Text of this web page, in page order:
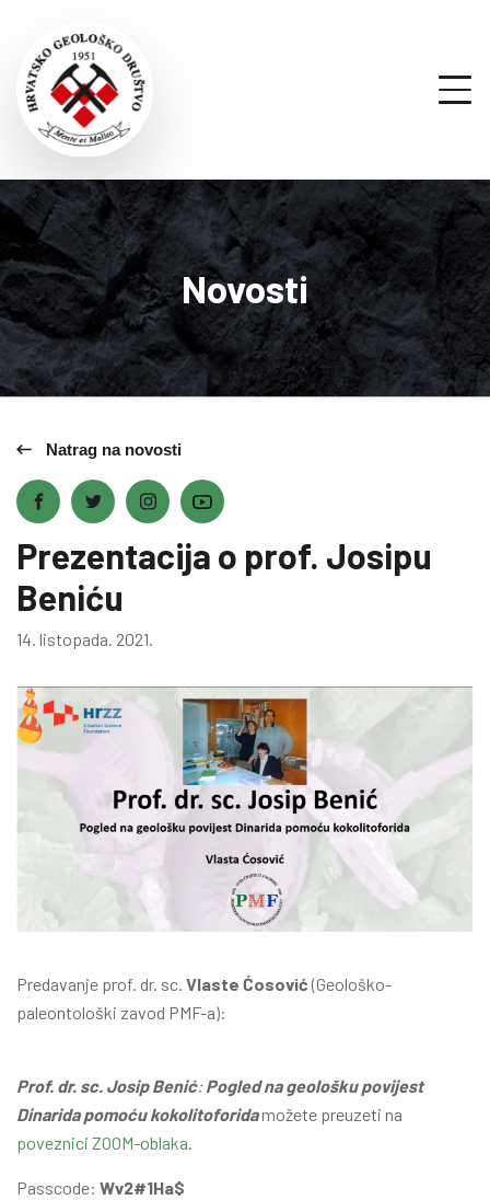
Novosti
Natrag na novosti
Prezentacija o prof. Josipu
Beniću
14. listopada. 2021.
Predavanje prof. dr. sc. Vlaste Ćosović (Geološko-
paleontološki zavod PMF-a):
Prof. dr. sc. Josip Benić:Pogled na geološku povijest
Dinarida pomoću kokolitoforidamožete preuzeti na
poveznici ZOOM-oblaka.
Passcode: Wv2#1Ha$